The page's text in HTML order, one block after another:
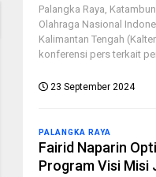
Palangka Raya,
Olahraga Nasional
Kalimantan Tengah
konferensi pers terkait
23 September 2024
PALANGKA RAYA
Fairid Naparin
Program Visi Misi